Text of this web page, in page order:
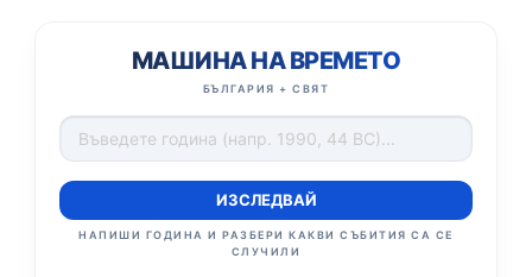
МАШИНА НА ВРЕМЕТО
БЪЛГАРИЯ + СВЯТ
ИЗСЛЕДВАЙ
НАПИШИ ГОДИНА И РАЗБЕРИ КАКВИ СЪБИТИЯ СА СЕ
СЛУЧИЛИ